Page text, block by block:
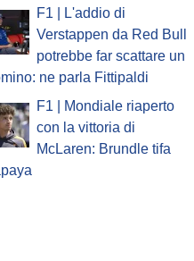
F1 | L'addio di
Verstappen da Red Bull
potrebbe far scattare un
ne parla Fittipaldi
F1 | Mondiale riaperto
con la vittoria di
McLaren: Brundle tifa